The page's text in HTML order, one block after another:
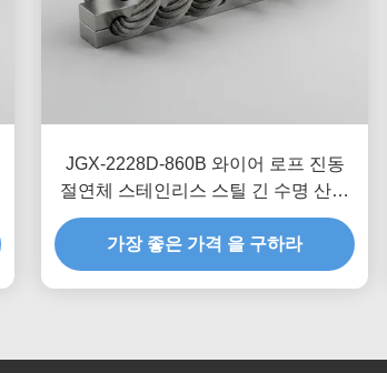
JGX-2228D-860B 와이어 로프 진동
절연체 스테인리스 스틸 긴 수명 산업
용 충격 흡수 장치
가장 좋은 가격 을 구하라